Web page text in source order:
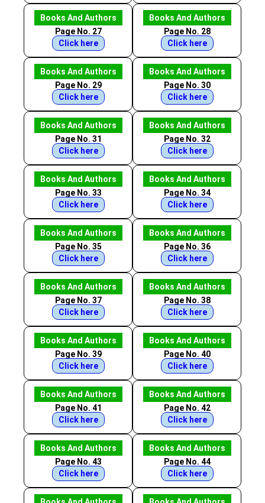
Books And Authors
Page No. 27
Click here
Books And Authors
Page No. 28
Click here
Books And Authors
Page No. 29
Click here
Books And Authors
Page No. 30
Click here
Books And Authors
Page No. 31
Click here
Books And Authors
Page No. 32
Click here
Books And Authors
Page No. 33
Click here
Books And Authors
Page No. 34
Click here
Books And Authors
Page No. 35
Click here
Books And Authors
Page No. 36
Click here
Books And Authors
Page No. 37
Click here
Books And Authors
Page No. 38
Click here
Books And Authors
Page No. 39
Click here
Books And Authors
Page No. 40
Click here
Books And Authors
Page No. 41
Click here
Books And Authors
Page No. 42
Click here
Books And Authors
Page No. 43
Click here
Books And Authors
Page No. 44
Click here